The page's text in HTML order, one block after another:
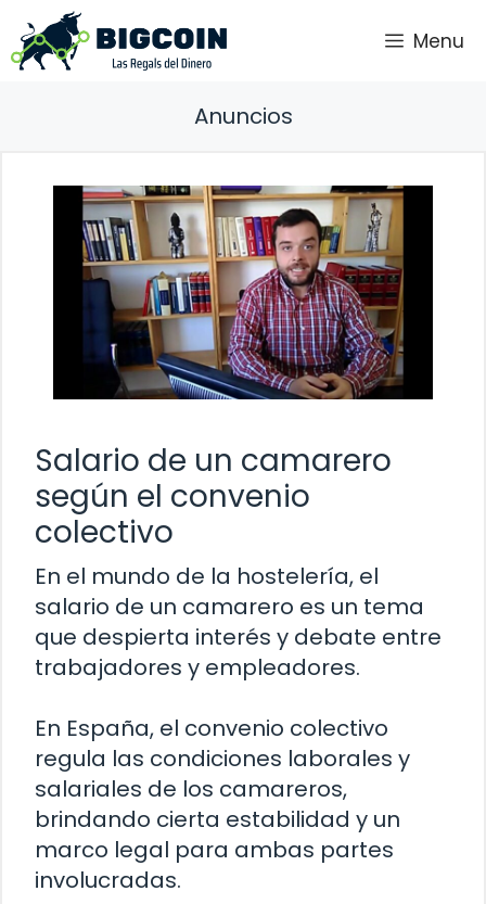
Saltar
al
contenido
Menu
Anuncios
Salario de un camarero
según el convenio
colectivo
En el mundo de la hostelería, el
salario de un camarero es un tema
que despierta interés y debate entre
trabajadores y empleadores.
En España, el convenio colectivo
regula las condiciones laborales y
salariales de los camareros,
brindando cierta estabilidad y un
marco legal para ambas partes
involucradas.